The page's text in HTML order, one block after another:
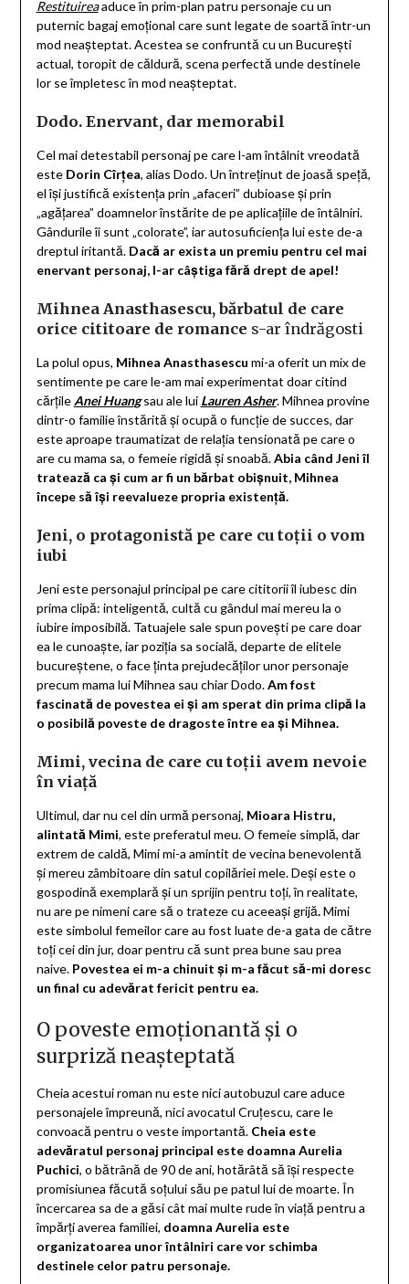
Restituireaaduce în prim-plan patru personaje cu un
puternic bagaj emoțional care sunt legate de soartă într-un
mod neașteptat. Acestea se confruntă cu un București
actual, toropit de căldură, scena perfectă unde destinele
lor se împletesc în mod neașteptat.
Dodo. Enervant, dar memorabil
Cel mai detestabil personaj pe care l-am întâlnit vreodată
este Dorin Cîrțea, alias Dodo. Un întreținut de joasă speță,
el își justifică existența prin „afaceri” dubioase și prin
„agățarea” doamnelor înstărite de pe aplicațiile de întâlniri.
Gândurile îi sunt „colorate”, iar autosuficiența lui este de-a
dreptul iritantă. Dacă ar exista un premiu pentru cel mai
enervant personaj, l-ar câștiga fără drept de apel!
Mihnea Anasthasescu, bărbatul de care
orice cititoare de romance s-ar îndrăgosti
La polul opus, Mihnea Anasthasescu mi-a oferit un mix de
sentimente pe care le-am mai experimentat doar citind
cărțile Anei Huangsau ale lui Lauren Asher. Mihnea provine
dintr-o familie înstărită și ocupă o funcție de succes, dar
este aproape traumatizat de relația tensionată pe care o
are cu mama sa, o femeie rigidă și snoabă.Abia când Jeni îl
tratează ca și cum ar fi un bărbat obișnuit, Mihnea
începe să își reevalueze propria existență.
Jeni, o protagonistă pe care cu toții o vom
iubi
Jeni este personajul principal pe care cititorii îl iubesc din
prima clipă: inteligentă, cultă cu gândul mai mereu la o
iubire imposibilă. Tatuajele sale spun povești pe care doar
ea le cunoaște, iar poziția sa socială, departe de elitele
bucureștene, o face ținta prejudecăților unor personaje
precum mama lui Mihnea sau chiar Dodo.Am fost
fascinată de povestea ei și am sperat din prima clipă la
o posibilă poveste de dragoste între ea și Mihnea.
Mimi, vecina de care cu toții avem nevoie
în viață
Ultimul, dar nu cel din urmă personaj, Mioara Histru,
alintată Mimi, este preferatul meu. O femeie simplă, dar
extrem de caldă, Mimi mi-a amintit de vecina benevolentă
și mereu zâmbitoare din satul copilăriei mele. Deși este o
gospodină exemplară și un sprijin pentru toți, în realitate,
nu are pe nimeni care să o trateze cu aceeași grijă.Mimi
este simbolul femeilor care au fost luate de-a gata de către
toți cei din jur, doar pentru că sunt prea bune sau prea
naive. Povestea ei m-a chinuit și m-a făcut să-mi doresc
un final cu adevărat fericit pentru ea.
O poveste emoționantă și o
surpriză neașteptată
Cheia acestui roman nu este nici autobuzul care aduce
personajele împreună, nici avocatul Cruțescu, care le
convoacă pentru o veste importantă. Cheia este
adevăratul personaj principal este doamna Aurelia
Puchici, o bătrână de 90 de ani, hotărâtă să își respecte
promisiunea făcută soțului său pe patul lui de moarte. În
încercarea sa de a găsi cât mai multe rude în viață pentru a
împărți averea familiei, doamna Aurelia este
organizatoarea unor întâlniri care vor schimba
destinele celor patru personaje.